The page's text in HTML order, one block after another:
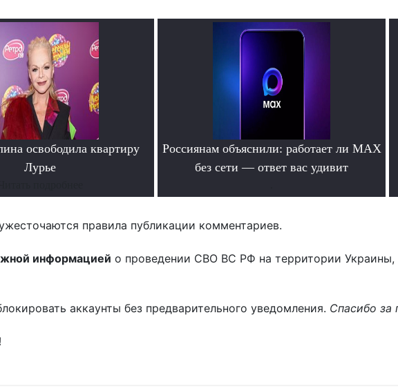
освободила квартиру
Лурье
Россиянам объяснили: работает ли MAX
без сети — ответ вас удивит
правила публикации комментариев.
информацией о проведении СВО ВС РФ на территории
аккаунты без предварительного уведомления. Спасибо за